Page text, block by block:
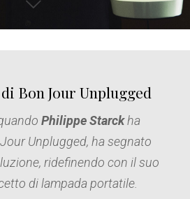
Bon Jour Unplugged
Philippe Starckha
Unplugged, ha segnato
ridefinendo con il suo
di lampada portatile.